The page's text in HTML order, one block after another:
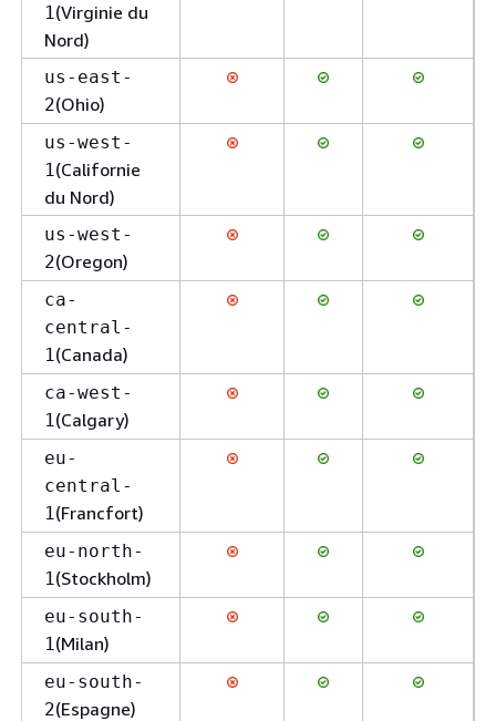
1(Virginie du
Nord)
us-east-
2(Ohio)
us-west-
1(Californie
du Nord)
us-west-
2(Oregon)
ca-
central-
1(Canada)
ca-west-
1(Calgary)
eu-
central-
1(Francfort)
eu-north-
1(Stockholm)
eu-south-
1(Milan)
eu-south-
2(Espagne)